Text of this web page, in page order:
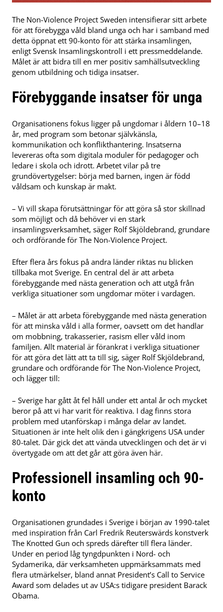
The Non-Violence Project Sweden intensifierar sitt arbete
för att förebygga våld bland unga och har i samband med
detta öppnat ett 90-konto för att stärka insamlingen,
enligt Svensk Insamlingskontroll i ett pressmeddelande.
Målet är att bidra till en mer positiv samhällsutveckling
genom utbildning och tidiga insatser.
Förebyggande insatser för unga
Organisationens fokus ligger på ungdomar i åldern 10–18
år, med program som betonar självkänsla,
kommunikation och konflikthantering. Insatserna
levereras ofta som digitala moduler för pedagoger och
ledare i skola och idrott. Arbetet vilar på tre
grundövertygelser: börja med barnen, ingen är född
våldsam och kunskap är makt.
– Vi vill skapa förutsättningar för att göra så stor skillnad
som möjligt och då behöver vi en stark
insamlingsverksamhet, säger Rolf Skjöldebrand, grundare
och ordförande för The Non-Violence Project.
Efter flera års fokus på andra länder riktas nu blicken
tillbaka mot Sverige. En central del är att arbeta
förebyggande med nästa generation och att utgå från
verkliga situationer som ungdomar möter i vardagen.
– Målet är att arbeta förebyggande med nästa generation
för att minska våld i alla former, oavsett om det handlar
om mobbning, trakasserier, rasism eller våld inom
familjen. Allt material är förankrat i verkliga situationer
för att göra det lätt att ta till sig, säger Rolf Skjöldebrand,
grundare och ordförande för The Non-Violence Project,
och lägger till:
– Sverige har gått åt fel håll under ett antal år och mycket
beror på att vi har varit för reaktiva. I dag finns stora
problem med utanförskap i många delar av landet.
Situationen är inte helt olik den i gängkrigens USA under
80-talet. Där gick det att vända utvecklingen och det är vi
övertygade om att det går att göra även här.
Professionell insamling och 90-
konto
Organisationen grundades i Sverige i början av 1990-talet
med inspiration från Carl Fredrik Reuterswärds konstverk
The Knotted Gun och spreds därefter till flera länder.
Under en period låg tyngdpunkten i Nord- och
Sydamerika, där verksamheten uppmärksammats med
flera utmärkelser, bland annat President’s Call to Service
Award som delades ut av USA:s tidigare president Barack
Obama.